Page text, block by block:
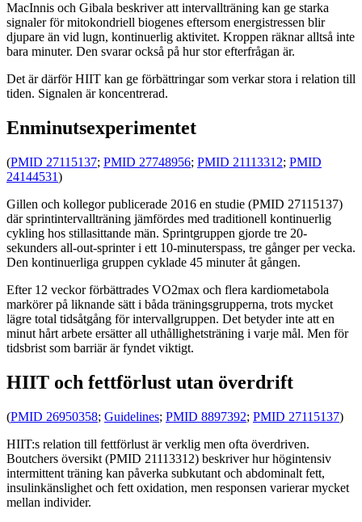
MacInnis och Gibala beskriver att intervallträning kan ge starka
signaler för mitokondriell biogenes eftersom energistressen blir
djupare än vid lugn, kontinuerlig aktivitet. Kroppen räknar alltså inte
bara minuter. Den svarar också på hur stor efterfrågan är.
Det är därför HIIT kan ge förbättringar som verkar stora i relation till
tiden. Signalen är koncentrerad.
Enminutsexperimentet
(PMID 27115137; PMID 27748956; PMID 21113312; PMID
24144531)
Gillen och kollegor publicerade 2016 en studie (PMID 27115137)
där sprintintervallträning jämfördes med traditionell kontinuerlig
cykling hos stillasittande män. Sprintgruppen gjorde tre 20-
sekunders all-out-sprinter i ett 10-minuterspass, tre gånger per vecka.
Den kontinuerliga gruppen cyklade 45 minuter åt gången.
Efter 12 veckor förbättrades VO2max och flera kardiometabola
markörer på liknande sätt i båda träningsgrupperna, trots mycket
lägre total tidsåtgång för intervallgruppen. Det betyder inte att en
minut hårt arbete ersätter all uthållighetsträning i varje mål. Men för
tidsbrist som barriär är fyndet viktigt.
HIIT och fettförlust utan överdrift
(PMID 26950358; Guidelines; PMID 8897392; PMID 27115137)
HIIT:s relation till fettförlust är verklig men ofta överdriven.
Boutchers översikt (PMID 21113312) beskriver hur högintensiv
intermittent träning kan påverka subkutant och abdominalt fett,
insulinkänslighet och fett oxidation, men responsen varierar mycket
mellan individer.